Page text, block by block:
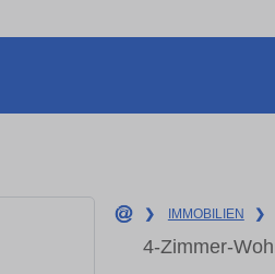
❯ IMMOBILIEN ❯
4-Zimmer-